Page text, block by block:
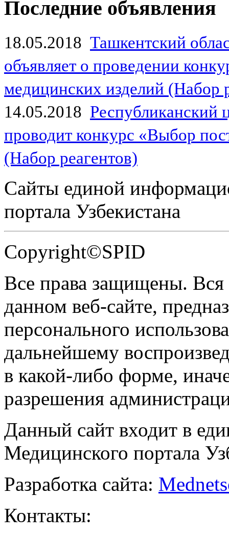
Последние объявления
18.05.2018 Ташкентский
объявляет о проведении
медицинских изделий (Набор
14.05.2018
проводит конкурс «Выбор
(Набор реагентов)
Сайты единой
портала Узбекистана
Copyright©SPID
Все права защищены.
данном веб-сайте,
персонального
дальнейшему
в какой-либо форме,
разрешения
Данный сайт входит в
Медицинского портала
Разработка сайта:
Контакты: